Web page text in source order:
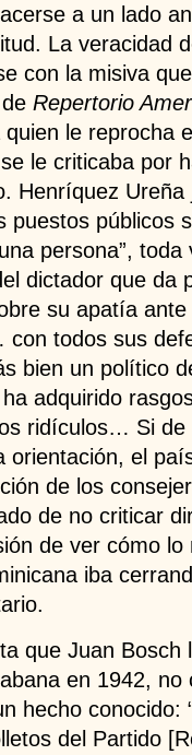
a un lado
La veracidad
con la misiva
Repertorio
le reprocha
le criticaba por
Henríquez
puestos públicos
persona”,
dictador que da
su apatía
con todos sus
bien un político
adquirido
ridículos… Si de
orientación, el
de los
de no criticar
de ver cómo
iba
que Juan Bosch
en 1942,
hecho conocido:
del Partido